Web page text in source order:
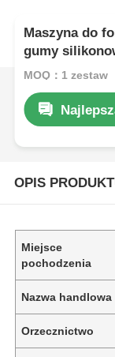
Maszyna do
gumy
przyciski
MOQ：1 zestaw
OPIS
Miejsce
pochodzenia
Nazwa handlowa
Orzecznictwo